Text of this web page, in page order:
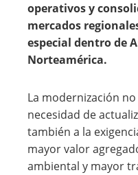
operativos y
mercados
especial dentro de
Norteamérica.
La modernización
necesidad de
también a la
mayor valor
ambiental y mayor